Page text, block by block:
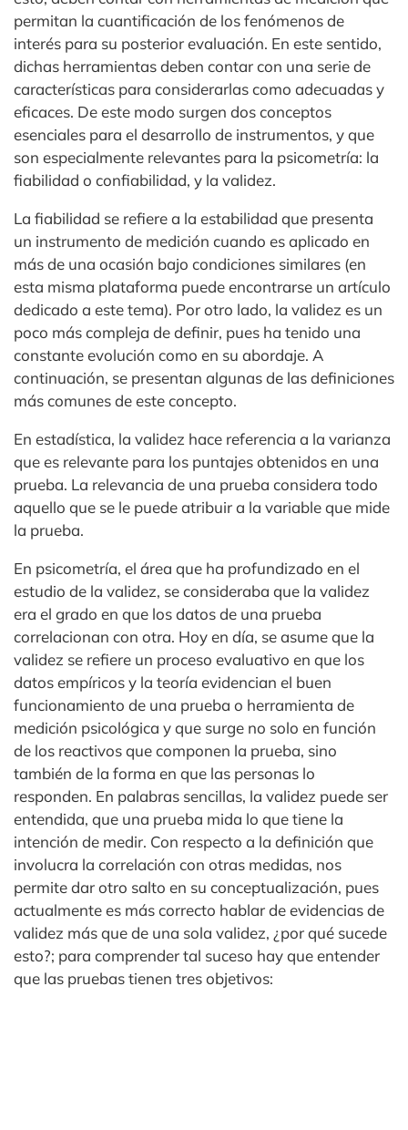
permitan la cuantificación de los fenómenos de
interés para su posterior evaluación. En este sentido,
dichas herramientas deben contar con una serie de
características para considerarlas como adecuadas y
eficaces. De este modo surgen dos conceptos
esenciales para el desarrollo de instrumentos, y que
son especialmente relevantes para la psicometría: la
fiabilidad o confiabilidad, y la validez.
La fiabilidad se refiere a la estabilidad que presenta
un instrumento de medición cuando es aplicado en
más de una ocasión bajo condiciones similares (en
esta misma plataforma puede encontrarse un artículo
dedicado a este tema). Por otro lado, la validez es un
poco más compleja de definir, pues ha tenido una
constante evolución como en su abordaje. A
continuación, se presentan algunas de las definiciones
más comunes de este concepto.
En estadística, la validez hace referencia a la varianza
que es relevante para los puntajes obtenidos en una
prueba. La relevancia de una prueba considera todo
aquello que se le puede atribuir a la variable que mide
la prueba.
En psicometría, el área que ha profundizado en el
estudio de la validez, se consideraba que la validez
era el grado en que los datos de una prueba
correlacionan con otra. Hoy en día, se asume que la
validez se refiere un proceso evaluativo en que los
datos empíricos y la teoría evidencian el buen
funcionamiento de una prueba o herramienta de
medición psicológica y que surge no solo en función
de los reactivos que componen la prueba, sino
también de la forma en que las personas lo
responden. En palabras sencillas, la validez puede ser
entendida, que una prueba mida lo que tiene la
intención de medir. Con respecto a la definición que
involucra la correlación con otras medidas, nos
permite dar otro salto en su conceptualización, pues
actualmente es más correcto hablar de evidencias de
validez más que de una sola validez, ¿por qué sucede
esto?; para comprender tal suceso hay que entender
que las pruebas tienen tres objetivos: